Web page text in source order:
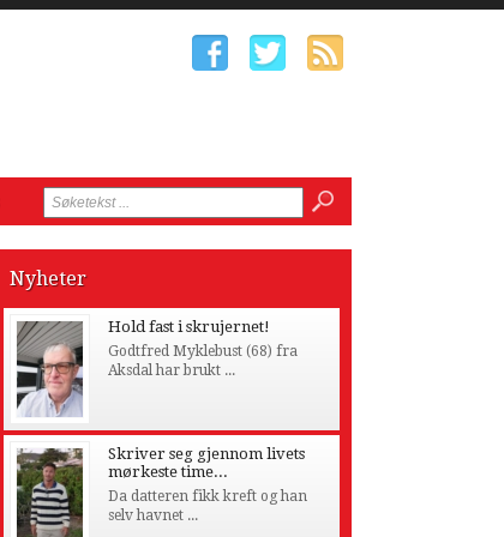
Nyheter
Hold fast i skrujernet!
Godtfred Myklebust (68) fra
Aksdal har brukt ...
Skriver seg gjennom livets
mørkeste time...
Da datteren fikk kreft og han
selv havnet ...